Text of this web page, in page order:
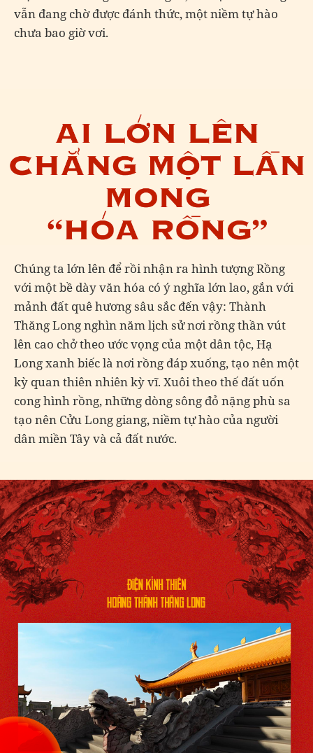
vẫn đang chờ được đánh thức, một niềm tự hào
chưa bao giờ vơi.
Chúng ta lớn lên để rồi nhận ra hình tượng Rồng
với một bề dày văn hóa có ý nghĩa lớn lao, gắn với
mảnh đất quê hương sâu sắc đến vậy: Thành
Thăng Long nghìn năm lịch sử nơi rồng thần vút
lên cao chở theo ước vọng của một dân tộc, Hạ
Long xanh biếc là nơi rồng đáp xuống, tạo nên một
kỳ quan thiên nhiên kỳ vĩ. Xuôi theo thế đất uốn
cong hình rồng, những dòng sông đỏ nặng phù sa
tạo nên Cửu Long giang, niềm tự hào của người
dân miền Tây và cả đất nước.